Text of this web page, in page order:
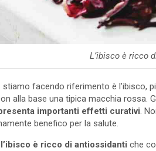
L’ibisco è ricco
facendo riferimento è l’ibisco,
alla base una tipica macchia rossa.
importanti effetti curativi.
benefico per la salute.
l’ibisco è ricco di antiossidanti che